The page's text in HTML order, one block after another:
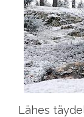
Lähes